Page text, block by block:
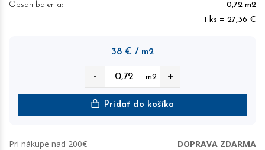
Obsah balenia:
0,72 m2
1 ks = 27,36 €
38 € / m2
- m2 +
Pridať do košíka
Pri nákupe nad 200€ DOPRAVA ZDARMA